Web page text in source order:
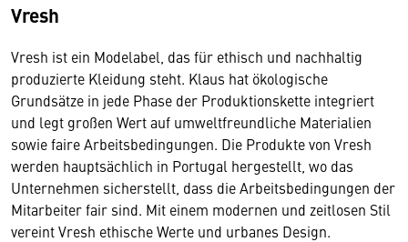
Vresh
Vresh ist ein Modelabel, das für ethisch und nachhaltig
produzierte Kleidung steht. Klaus hat ökologische
Grundsätze in jede Phase der Produktionskette integriert
und legt großen Wert auf umweltfreundliche Materialien
sowie faire Arbeitsbedingungen. Die Produkte von Vresh
werden hauptsächlich in Portugal hergestellt, wo das
Unternehmen sicherstellt, dass die Arbeitsbedingungen der
Mitarbeiter fair sind. Mit einem modernen und zeitlosen Stil
vereint Vresh ethische Werte und urbanes Design.